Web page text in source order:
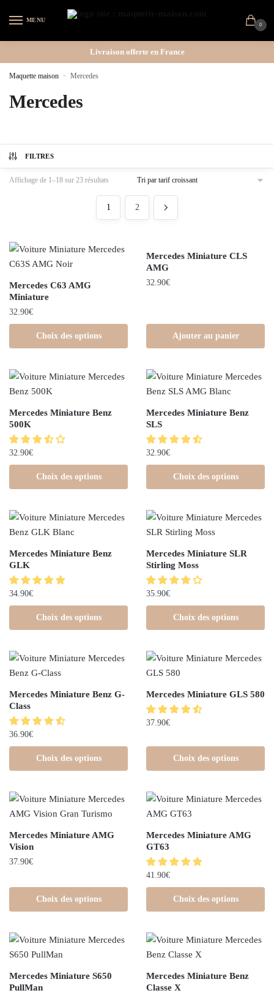
MENU
0
Livraison offerte en France
Maquette maison » Mercedes
Mercedes
FILTRES
Affichage de 1–18 sur 23 résultats
1 2
Mercedes C63 AMG
Miniature
32.90€
Choix des options
Mercedes Miniature CLS
AMG
32.90€
Ajouter au panier
Mercedes Miniature Benz
500K
32.90€
Choix des options
Mercedes Miniature Benz
SLS
32.90€
Choix des options
Mercedes Miniature Benz
GLK
34.90€
Choix des options
Mercedes Miniature SLR
Stirling Moss
35.90€
Choix des options
Mercedes Miniature Benz G-
Class
36.90€
Choix des options
Mercedes Miniature GLS 580
37.90€
Choix des options
Mercedes Miniature AMG
Vision
37.90€
Choix des options
Mercedes Miniature AMG
GT63
41.90€
Choix des options
Mercedes Miniature S650
PullMan
Mercedes Miniature Benz
Classe X